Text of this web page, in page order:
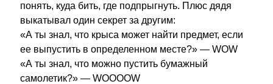
понять, куда бить, где подпрыгнуть. Плюс дядя
выкатывал один секрет за другим:
«А ты знал, что крыса может найти предмет, если
ее выпустить в определенном месте?» — WOW
«А ты знал, что можно пустить бумажный
самолетик?» — WOOOOW